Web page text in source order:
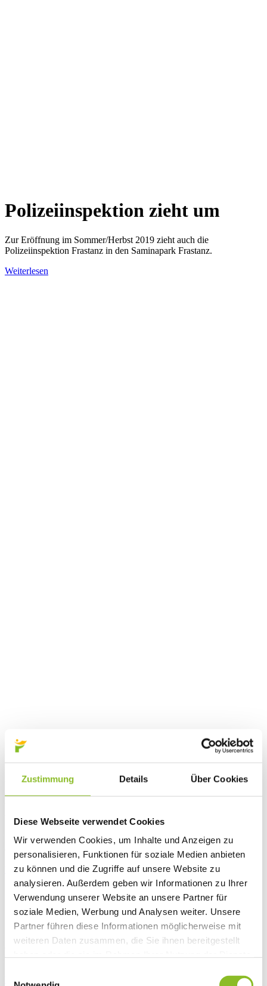
Zustimmung Details Über Cookies
Diese Webseite verwendet Cookies
Wir verwenden Cookies, um Inhalte und Anzeigen zu
personalisieren, Funktionen für soziale Medien anbieten
zu können und die Zugriffe auf unsere Website zu
analysieren. Außerdem geben wir Informationen zu Ihrer
Verwendung unserer Website an unsere Partner für
soziale Medien, Werbung und Analysen weiter. Unsere
Partner führen diese Informationen möglicherweise mit
weiteren Daten zusammen, die Sie ihnen bereitgestellt
Polizeiinspektion zieht um
Zur Eröffnung im Sommer/Herbst 2019 zieht auch die
Polizeiinspektion Frastanz in den Saminapark Frastanz.
Weiterlesen
Kinder freuen sich über
Die Kinder der Volksschule und des Kindergartens Hofen haben
einen Preis im Rahmen der Aktion "Blühende Straßen" gewonnen.
Weiterlesen
Spielplatz-Einweihung
Die Marktgemeinde Frastanz lädt Groß und Klein am Sonntag, dem
08. Juli 2018, zur Einweihung des Spielplatzes Holzbild in
Fellengatter ein.
Weiterlesen